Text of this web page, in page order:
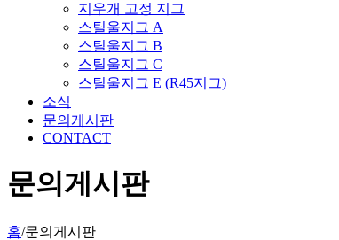
지우개 고정 지그
스틸울지그 A
스틸울지그 B
스틸울지그 C
스틸울지그 E (R45지그)
소식
문의게시판
CONTACT
문의게시판
홈/문의게시판